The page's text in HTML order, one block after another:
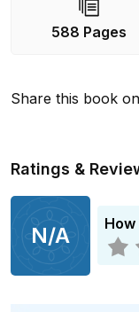
588 Pages
Share this book on
Ratings &
N/A